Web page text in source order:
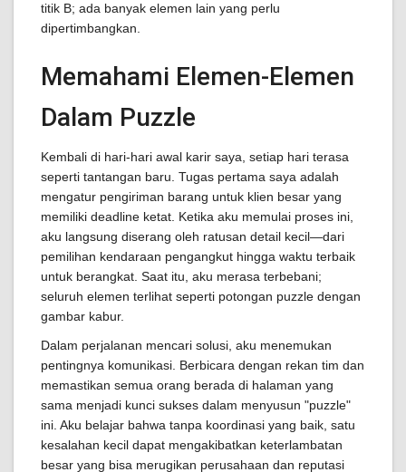
titik B; ada banyak elemen lain yang perlu
dipertimbangkan.
Memahami Elemen-Elemen
Dalam Puzzle
Kembali di hari-hari awal karir saya, setiap hari terasa
seperti tantangan baru. Tugas pertama saya adalah
mengatur pengiriman barang untuk klien besar yang
memiliki deadline ketat. Ketika aku memulai proses ini,
aku langsung diserang oleh ratusan detail kecil—dari
pemilihan kendaraan pengangkut hingga waktu terbaik
untuk berangkat. Saat itu, aku merasa terbebani;
seluruh elemen terlihat seperti potongan puzzle dengan
gambar kabur.
Dalam perjalanan mencari solusi, aku menemukan
pentingnya komunikasi. Berbicara dengan rekan tim dan
memastikan semua orang berada di halaman yang
sama menjadi kunci sukses dalam menyusun "puzzle"
ini. Aku belajar bahwa tanpa koordinasi yang baik, satu
kesalahan kecil dapat mengakibatkan keterlambatan
besar yang bisa merugikan perusahaan dan reputasi